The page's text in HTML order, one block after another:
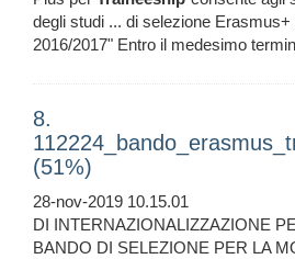
degli studi ... di selezione Erasmus+
2016/2017" Entro il medesimo
8.
(51%)
28-nov-2019 10.15.01
DI INTERNAZIONALIZZAZIONE
BANDO DI SELEZIONE PER LA